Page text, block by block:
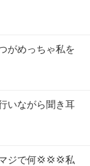
がめっちゃ私を
いながら聞き耳
ジで何💢💢‪💢‪私